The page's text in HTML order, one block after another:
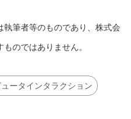
筆者等のものであり、株式会
のではありません。
ータインタラクション